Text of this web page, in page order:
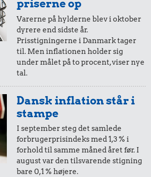
Syltede
rødbeder
8,18 kr.
Agurk
7,36 kr.
100 g
flæskesvær
20,-
i 2013
= 20,-
i 2014
10,-
5,-
i 2013
= 5,-
i 2014
priserne op
Varerne på hylderne blev i oktober
dyrere end sidste år.
Prisstigningerne i Danmark tager
til. Men inflationen holder sig
under målet på to procent, viser nye
tal.
Dansk inflation står i
stampe
I september steg det samlede
forbrugerprisindeks med 1,3 % i
forhold til samme måned året før. I
august var den tilsvarende stigning
bare 0,1 % højere.